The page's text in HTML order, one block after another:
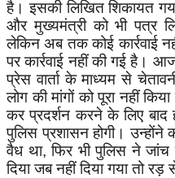
है। इसकी लिखित शिकायत
और मुख्यमंत्री को भी पत्र
लेकिन अब तक कोई कार्रवाई
पर कार्रवाई नहीं की गई है।
प्रेस वार्ता के माध्यम से
लोग की मांगों को पूरा नहीं
कर प्रदर्शन करने के लिए बाद
पुलिस प्रशासन होगी।
वैध था, फिर भी पुलिस ने
दिया जब नहीं दिया गया तो